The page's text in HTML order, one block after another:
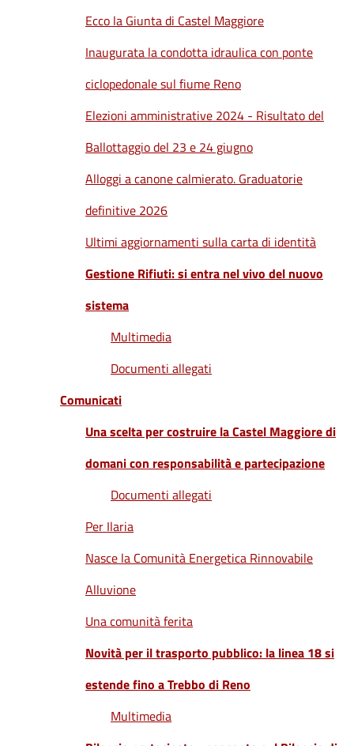
Ecco la Giunta di Castel Maggiore
Inaugurata la condotta idraulica con ponte
ciclopedonale sul fiume Reno
Elezioni amministrative 2024 - Risultato del
Ballottaggio del 23 e 24 giugno
Alloggi a canone calmierato. Graduatorie
definitive 2026
Ultimi aggiornamenti sulla carta di identità
Gestione Rifiuti: si entra nel vivo del nuovo
sistema
Multimedia
Documenti allegati
Comunicati
Una scelta per costruire la Castel Maggiore di
domani con responsabilità e partecipazione
Documenti allegati
Per Ilaria
Nasce la Comunità Energetica Rinnovabile
Alluvione
Una comunità ferita
Novità per il trasporto pubblico: la linea 18 si
estende fino a Trebbo di Reno
Multimedia